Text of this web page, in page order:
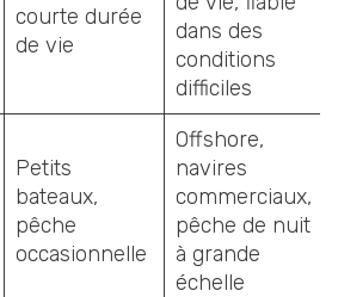
courte durée
de vie
dans des
conditions
difficiles
Petits
bateaux,
pêche
occasionnelle
Offshore,
navires
commerciaux,
pêche de nuit
à grande
échelle